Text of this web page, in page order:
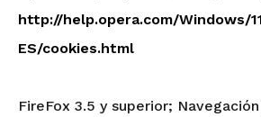
http://help.opera.com/Windows/
ES/cookies.html
FireFox 3.5 y superior;